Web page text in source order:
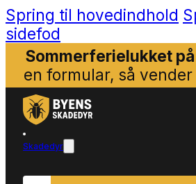
Spring til hovedindhold
sidefod
Sommerferielukket
en formular, så
Skadedyr